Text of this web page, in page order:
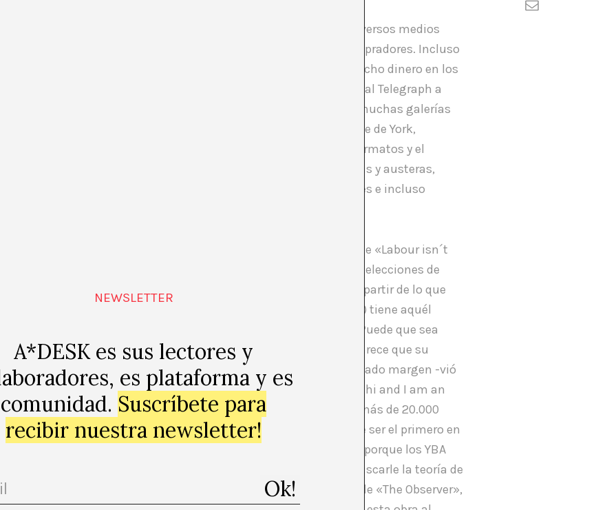
Su cuna es la publicidad, una profesión que se vale de diversos medios
comercial con el objetivo de atraer a posibles espectadores, compradores. Incluso
no haberlo olvidado. «Los oligarcas rusos están gastando mucho dinero en los
pero no están comprando obras rusas», explicó Rebecca Wilson al Telegraph a
quiso borrar toda sombra comercial con un «no existen muchas galerías
exponer». La doble propuesta del antiguo palacio del duque de York,
su aproximación al arte mediante el uso de los grandes formatos y el
El espacio de la Sloane Square le favorece: 14 salas, blancas y austeras,
madera natural, acentúan las obras, haciéndolas más deseables e incluso
tengan mucho de eslogan, ‘Breaking the ice’ está lejos de «Labour isn´t
inventara Saatchi&Saatchi para el Partido Conservador en las elecciones de
outstanding feature of the Soviet Union’, un juego de palabras a partir de lo que
es la característica más sorprendente de la Unión Soviética») tiene aquél
al hombre-anuncio, se le está acabando el fuelle. Puede que sea
dice el actual CEO de Saatchi&Saatchi Kevin Roberts, pero parece que su
no ha suscitado la curiosidad de los anteriores. Quizá ha faltado margen -vió
reseñas sobre éste en Google. Sobre ‘My name is Saatchi and I am an
sobre ‘Be the worst you can be’, obra de la que se han vendido más de 20.000
Sin embargo, Amazon España aún te ofrece la oportunidad de ser el primero en
Saatchi ya no es tan sensacional como cuando Sensations, porque los YBA
la Royal Academy, o más bien porque a veces me da pereza buscarle la teoría de
con menos reservas. Como la periodista Laura Cumming, de «The Observer»,
NEWSLETTER
A*DESK es sus lectores y
es plataforma y es
comunidad. Suscríbete para
recibir nuestra newsletter!